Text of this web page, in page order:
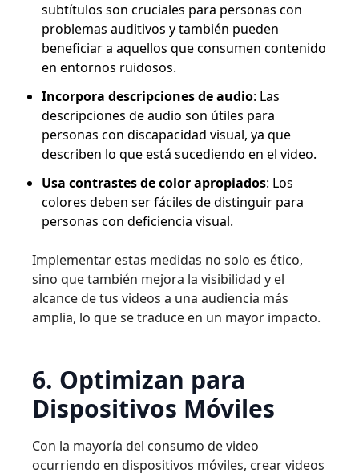
subtítulos son cruciales para personas con
problemas auditivos y también pueden
beneficiar a aquellos que consumen contenido
en entornos ruidosos.
Incorpora descripciones de audio: Las
descripciones de audio son útiles para
personas con discapacidad visual, ya que
describen lo que está sucediendo en el video.
Usa contrastes de color apropiados: Los
colores deben ser fáciles de distinguir para
personas con deficiencia visual.
Implementar estas medidas no solo es ético,
sino que también mejora la visibilidad y el
alcance de tus videos a una audiencia más
amplia, lo que se traduce en un mayor impacto.
6. Optimizan para
Dispositivos Móviles
Con la mayoría del consumo de video
ocurriendo en dispositivos móviles, crear videos